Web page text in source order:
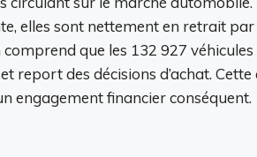
elles sont nettement en retrait
que les 132 927 véhicules
des décisions d’achat. Cette
engagement financier conséquent.